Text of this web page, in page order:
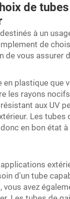
de
à un
de
vous assurer
en plastique que
les rayons
aux UV
Les tubes
en bon état à
d'un tube
avez